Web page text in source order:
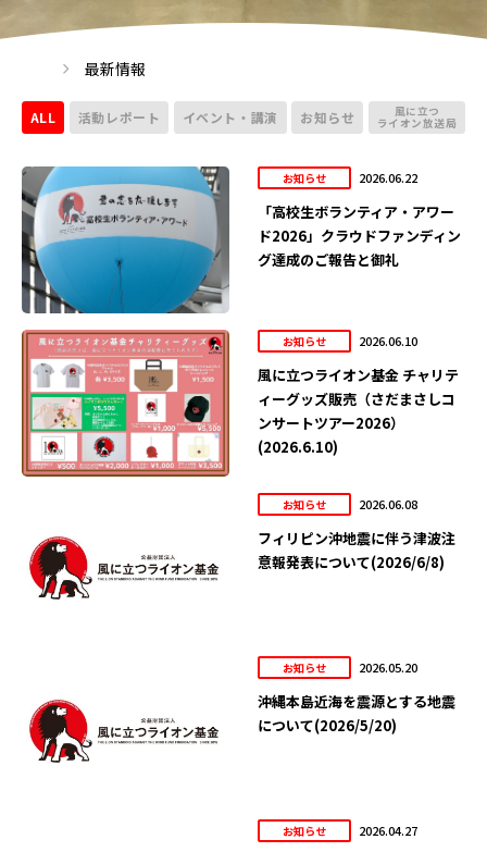
最新情報
ALL 活動レポート イベント・講演 お知らせ 風に立つ
ライオン放送局
お知らせ 2026.06.22
「高校生ボランティア・アワー
ド2026」クラウドファンディン
グ達成のご報告と御礼
お知らせ 2026.06.10
風に立つライオン基金 チャリテ
ィーグッズ販売（さだまさしコ
ンサートツアー2026）
(2026.6.10)
お知らせ 2026.06.08
フィリピン沖地震に伴う津波注
意報発表について(2026/6/8)
お知らせ 2026.05.20
沖縄本島近海を震源とする地震
について(2026/5/20)
お知らせ 2026.04.27